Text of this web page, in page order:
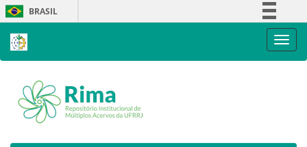
Skip
navigation
BRASIL